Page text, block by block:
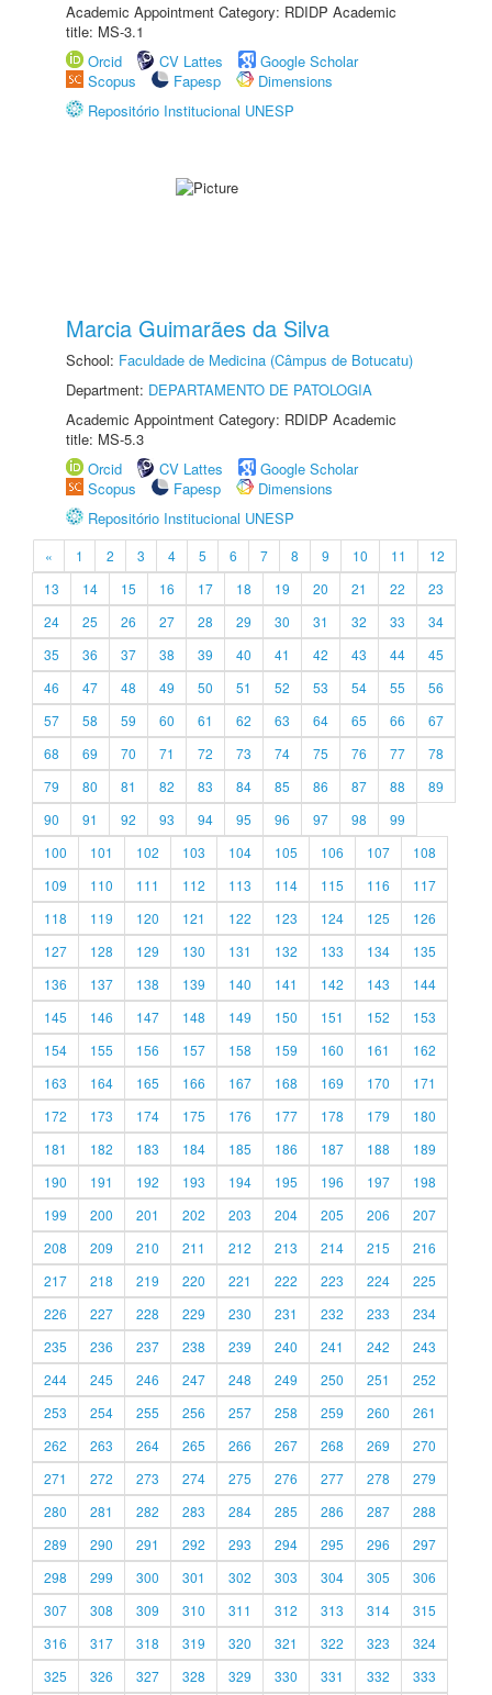
Academic Appointment Category: RDIDP Academic
title: MS-3.1
Orcid
CV Lattes
Google Scholar
Scopus
Fapesp
Dimensions
Repositório Institucional UNESP
Marcia Guimarães da Silva
School: Faculdade de Medicina (Câmpus de Botucatu)
Department: DEPARTAMENTO DE PATOLOGIA
Academic Appointment Category: RDIDP Academic
title: MS-5.3
Orcid
CV Lattes
Google Scholar
Scopus
Fapesp
Dimensions
Repositório Institucional UNESP
« 1 2 3 4 5 6 7 8 9 10 11
12
13
14 15 16 17 18 19 20 21 22
23
24
25 26 27 28 29 30 31 32 33
34
35
36 37 38 39 40 41 42 43 44
45
46
47 48 49 50 51 52 53 54 55
56
57
58 59 60 61 62 63 64 65 66
67
68
69 70 71 72 73 74 75 76 77
78
79
80 81 82 83 84 85 86 87 88
89
90
91 92 93 94 95 96 97 98
99
100
101 102 103 104 105 106 107
108
109
110 111 112 113 114 115 116
117
118
119 120 121 122 123 124 125
126
127
128 129 130 131 132 133 134
135
136
137 138 139 140 141 142 143
144
145
146 147 148 149 150 151 152
153
154
155 156 157 158 159 160 161
162
163
164 165 166 167 168 169 170
171
172
173 174 175 176 177 178 179
180
181
182 183 184 185 186 187 188
189
190
191 192 193 194 195 196 197
198
199
200 201 202 203 204 205 206
207
208
209 210 211 212 213 214 215
216
217
218 219 220 221 222 223 224
225
226
227 228 229 230 231 232 233
234
235
236 237 238 239 240 241 242
243
244
245 246 247 248 249 250 251
252
253
254 255 256 257 258 259 260
261
262
263 264 265 266 267 268 269
270
271
272 273 274 275 276 277 278
279
280
281 282 283 284 285 286 287
288
289
290 291 292 293 294 295 296
297
298
299 300 301 302 303 304 305
306
307
308 309 310 311 312 313 314
315
316
317 318 319 320 321 322 323
324
325
326 327 328 329 330 331 332 333